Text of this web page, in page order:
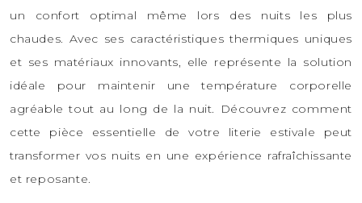
un confort optimal même lors des nuits les plus
chaudes. Avec ses caractéristiques thermiques uniques
et ses matériaux innovants, elle représente la solution
idéale pour maintenir une température corporelle
agréable tout au long de la nuit. Découvrez comment
cette pièce essentielle de votre literie estivale peut
transformer vos nuits en une expérience rafraîchissante
et reposante.